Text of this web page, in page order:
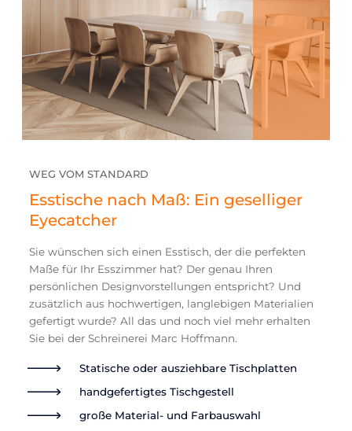
WEG VOM STANDARD
Esstische nach Maß: Ein geselliger
Eyecatcher
Sie wünschen sich einen Esstisch, der die perfekten
Maße für Ihr Esszimmer hat? Der genau Ihren
persönlichen Designvorstellungen entspricht? Und
zusätzlich aus hochwertigen, langlebigen Materialien
gefertigt wurde? All das und noch viel mehr erhalten
Sie bei der Schreinerei Marc Hoffmann.
Statische oder ausziehbare Tischplatten
handgefertigtes Tischgestell
große Material- und Farbauswahl